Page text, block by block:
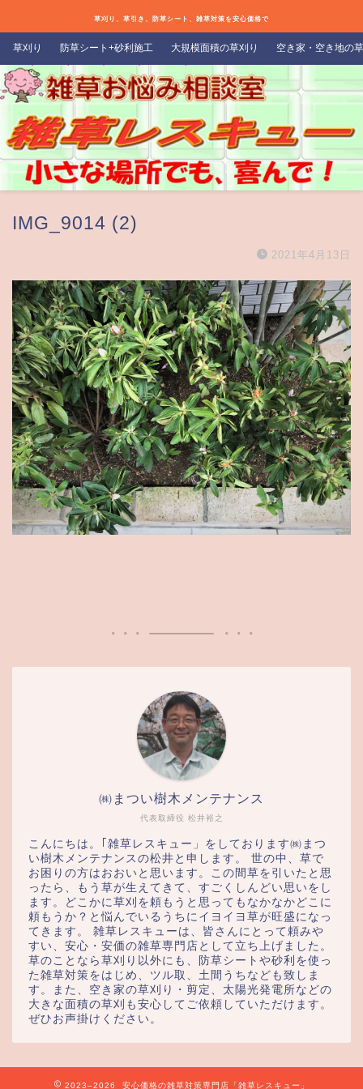
草刈り、草引き、防草シート、雑草対策を安心価格で
草刈り 防草シート+砂利施工 大規模面積の草刈り 空き家・空き地の
IMG_9014 (2)
2021年4月13日
代表取締役 松井裕之
㈱まつい樹木メンテナンス
こんにちは。｢雑草レスキュー」をしております㈱まつ
い樹木メンテナンスの松井と申します。 世の中、草で
お困りの方はおおいと思います。この間草を引いたと思
ったら、もう草が生えてきて、すごくしんどい思いをし
ます。どこかに草刈を頼もうと思ってもなかなかどこに
頼もうか？と悩んでいるうちにイヨイヨ草が旺盛になっ
てきます。 雑草レスキューは、皆さんにとって頼みや
すい、安心・安価の雑草専門店として立ち上げました。
草のことなら草刈り以外にも、防草シートや砂利を使っ
た雑草対策をはじめ、ツル取、土間うちなども致しま
す。また、空き家の草刈り・剪定、太陽光発電所などの
大きな面積の草刈も安心してご依頼していただけます。
ぜひお声掛けください。
2023–2026 安心価格の雑草対策専門店「雑草レスキュー」